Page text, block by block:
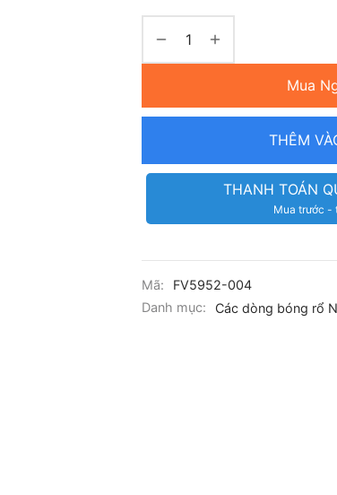
Mua
THÊM
THANH TOÁN
Mua trước -
Mã:
FV5952-004
Danh mục:
Các dòng bóng rổ